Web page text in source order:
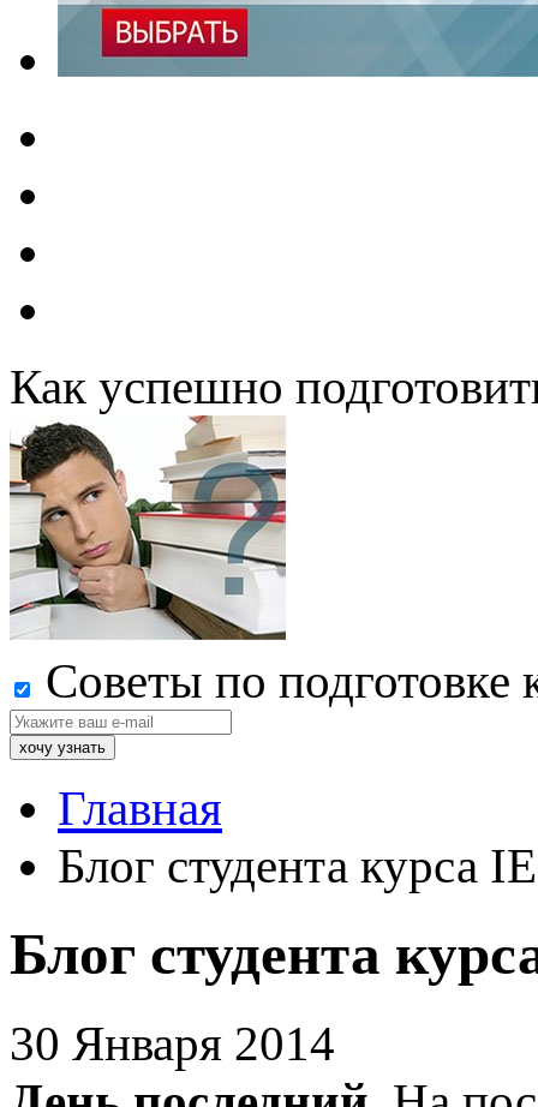
Как успешно
Советы по подготовке
Главная
Блог студента курса
Блог студента
30 Января 2014